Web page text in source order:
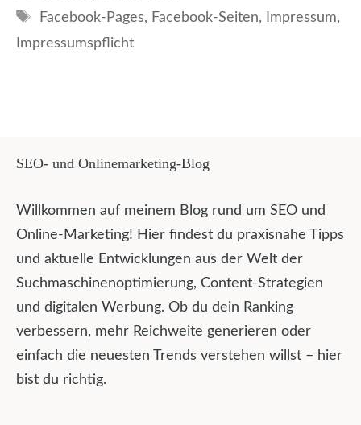
Schlagwörter
Facebook-Pages, Facebook-Seiten, Impressum,
Impressumspflicht
SEO- und Onlinemarketing-Blog
Willkommen auf meinem Blog rund um SEO und
Online-Marketing! Hier findest du praxisnahe Tipps
und aktuelle Entwicklungen aus der Welt der
Suchmaschinenoptimierung, Content-Strategien
und digitalen Werbung. Ob du dein Ranking
verbessern, mehr Reichweite generieren oder
einfach die neuesten Trends verstehen willst – hier
bist du richtig.